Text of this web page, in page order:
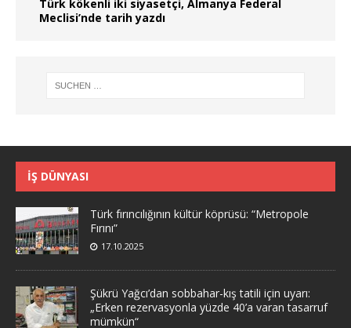
Türk kökenli iki siyasetçi, Almanya Federal
Meclisi’nde tarih yazdı
İŞ DÜNYASI
Türk fırıncılığının kültür köprüsü: “Metropole
Fırını”
17.10.2025
Şükrü Yağcı’dan sobbahar-kış tatili için uyarı:
„Erken rezervasyonla yüzde 40’a varan tasarruf
mümkün“